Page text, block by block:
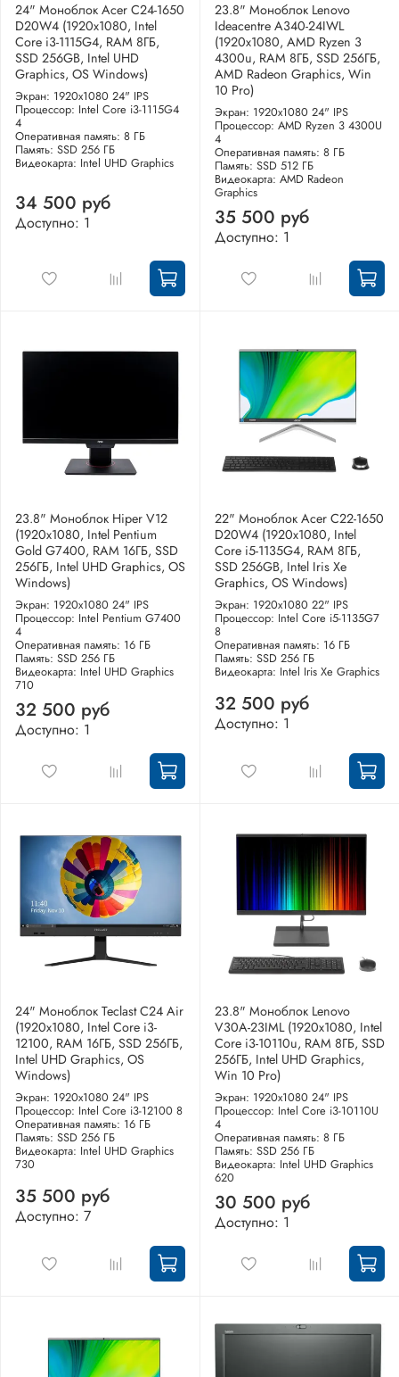
24" Моноблок Acer C24-1650
D20W4 (1920x1080, Intel
Core i3-1115G4, RAM 8ГБ,
SSD 256GB, Intel UHD
Graphics, OS Windows)
Экран: 1920x1080 24" IPS
Процессор: Intel Core i3-1115G4
4
Оперативная память: 8 ГБ
Память: SSD 256 ГБ
Видеокарта: Intel UHD Graphics
34 500 руб
Доступно: 1
23.8" Моноблок Lenovo
Ideacentre A340-24IWL
(1920x1080, AMD Ryzen 3
4300u, RAM 8ГБ, SSD 256ГБ,
AMD Radeon Graphics, Win
10 Pro)
Экран: 1920x1080 24" IPS
Процессор: AMD Ryzen 3 4300U
4
Оперативная память: 8 ГБ
Память: SSD 512 ГБ
Видеокарта: AMD Radeon
Graphics
35 500 руб
Доступно: 1
23.8" Моноблок Hiper V12
(1920x1080, Intel Pentium
Gold G7400, RAM 16ГБ, SSD
256ГБ, Intel UHD Graphics, OS
Windows)
Экран: 1920x1080 24" IPS
Процессор: Intel Pentium G7400
4
Оперативная память: 16 ГБ
Память: SSD 256 ГБ
Видеокарта: Intel UHD Graphics
710
32 500 руб
Доступно: 1
22" Моноблок Acer C22-1650
D20W4 (1920x1080, Intel
Core i5-1135G4, RAM 8ГБ,
SSD 256GB, Intel Iris Xe
Graphics, OS Windows)
Экран: 1920x1080 22" IPS
Процессор: Intel Core i5-1135G7
8
Оперативная память: 16 ГБ
Память: SSD 256 ГБ
Видеокарта: Intel Iris Xe Graphics
32 500 руб
Доступно: 1
24" Моноблок Teclast C24 Air
(1920x1080, Intel Core i3-
12100, RAM 16ГБ, SSD 256ГБ,
Intel UHD Graphics, OS
Windows)
Экран: 1920x1080 24" IPS
Процессор: Intel Core i3-12100 8
Оперативная память: 16 ГБ
Память: SSD 256 ГБ
Видеокарта: Intel UHD Graphics
730
35 500 руб
Доступно: 7
23.8" Моноблок Lenovo
V30A-23IML (1920x1080, Intel
Core i3-10110u, RAM 8ГБ, SSD
256ГБ, Intel UHD Graphics,
Win 10 Pro)
Экран: 1920x1080 24" IPS
Процессор: Intel Core i3-10110U
4
Оперативная память: 8 ГБ
Память: SSD 256 ГБ
Видеокарта: Intel UHD Graphics
620
30 500 руб
Доступно: 1